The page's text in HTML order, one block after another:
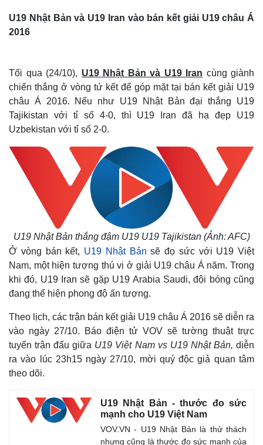
U19 Nhật Bản và U19 Iran vào bán kết giải U19 châu Á
2016
Tối qua (24/10), U19 Nhật Bản và U19 Iran cùng giành
chiến thắng ở vòng tứ kết để góp mặt tại bán kết giải U19
châu Á 2016. Nếu như U19 Nhật Bản đại thắng U19
Tajikistan với tỉ số 4-0, thì U19 Iran đã hạ đẹp U19
Uzbekistan với tỉ số 2-0.
U19 Nhật Bản thắng đậm U19 U19 Tajikistan (Ảnh: AFC)
Ở vòng bán kết, U19 Nhật Bản sẽ đọ sức với U19 Việt
Nam, một hiện tượng thú vị ở giải U19 châu Á năm. Trong
khi đó, U19 Iran sẽ gặp U19 Arabia Saudi, đội bóng cũng
đang thể hiện phong độ ấn tượng.
Theo lịch, các trận bán kết giải U19 châu Á 2016 sẽ diễn ra
vào ngày 27/10. Báo điện tử VOV sẽ tường thuật trực
tuyến trận đấu giữa U19 Việt Nam vs U19 Nhật Bản, diễn
ra vào lúc 23h15 ngày 27/10, mời quý độc giả quan tâm
theo dõi.
U19 Nhật Bản - thước đo sức
mạnh cho U19 Việt Nam
VOV.VN - U19 Nhật Bản là thử thách
nhưng cũng là thước đo sức mạnh của